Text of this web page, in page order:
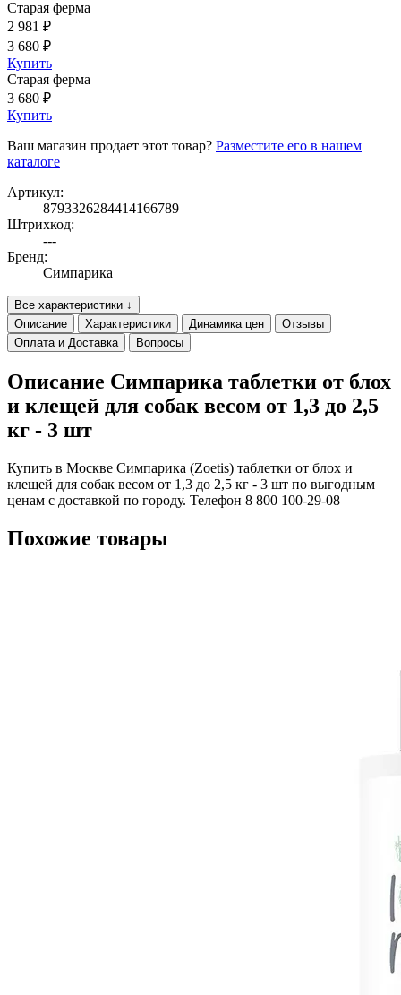
Старая ферма
2 981 ₽
3 680 ₽
Купить
Старая ферма
3 680 ₽
Купить
Ваш магазин продает этот товар? Разместите его в нашем
каталоге
Артикул:
8793326284414166789
Штрихкод:
---
Бренд:
Симпарика
Все характеристики ↓
Описание
Характеристики Динамика цен
Отзывы
Оплата и Доставка
Вопросы
Описание Симпарика таблетки от блох
и клещей для собак весом от 1,3 до 2,5
кг - 3 шт
Купить в Москве Симпарика (Zoetis) таблетки от блох и
клещей для собак весом от 1,3 до 2,5 кг - 3 шт по выгодным
ценам с доставкой по городу. Телефон 8 800 100-29-08
Похожие товары